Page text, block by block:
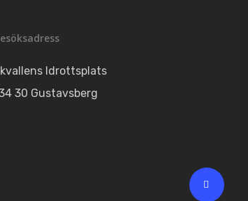
Idrottsplats
30 Gustavsberg